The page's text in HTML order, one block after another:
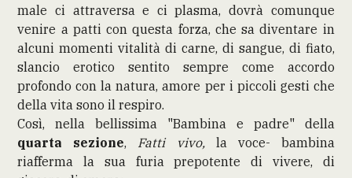
male ci attraversa e ci plasma, dovrà comunque
venire a patti con questa forza, che sa diventare in
alcuni momenti vitalità di carne, di sangue, di fiato,
slancio erotico sentito sempre come accordo
profondo con la natura, amore per i piccoli gesti che
della vita sono il respiro.
Così, nella bellissima "Bambina e padre"
della
quarta sezione, Fatti vivo,
la voce- bambina
riafferma la sua furia prepotente di vivere, di